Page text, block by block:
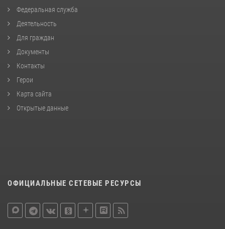
Федеральная служба
Деятельность
Для граждан
Документы
Контакты
Герои
Карта сайта
Открытые данные
ОФИЦИАЛЬНЫЕ СЕТЕВЫЕ РЕСУРСЫ